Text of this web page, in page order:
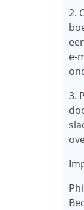
2.
e-
3.